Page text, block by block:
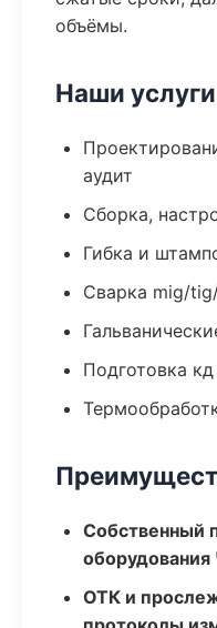
объёмы.
Наши услуги
аудит
Сборка,
Гибка и
Сварка mig/
Подготовка
Собственный
ОТК и